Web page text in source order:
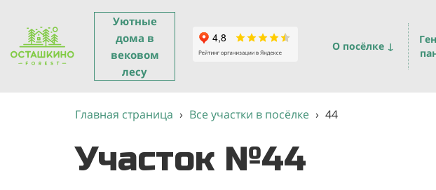
Уютные
дома в
вековом
лесу
О посёлке ↓
Главная страница › Все участки в посёлке › 44
Участок №44